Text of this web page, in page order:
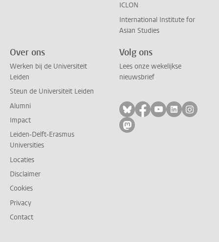
ICLON
International Institute for
Asian Studies
Over ons
Werken bij de Universiteit
Leiden
Steun de Universiteit Leiden
Alumni
Impact
Leiden-Delft-Erasmus
Universities
Locaties
Disclaimer
Cookies
Privacy
Contact
Volg ons
Lees onze wekelijkse
nieuwsbrief
Volg ons op bluesky
Volg ons op
Volg ons op
Volg ons
Volg
Volg ons op mastodon